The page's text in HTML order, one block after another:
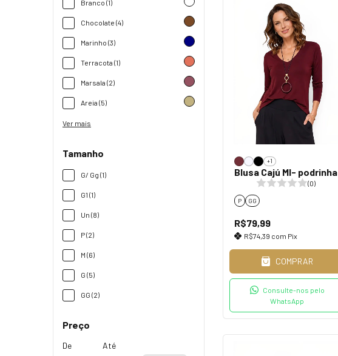
Branco (1)
Chocolate (4)
Marinho (3)
Terracota (1)
Marsala (2)
Areia (5)
Ver mais
Tamanho
G/ Gg (1)
G1 (1)
Un (8)
P (2)
M (6)
G (5)
GG (2)
Preço
De Até
+1
Blusa Cajú Ml- podrinha
(0)
P GG
R$79,99
R$74,39 com Pix
COMPRAR
Consulte-nos pelo
WhatsApp